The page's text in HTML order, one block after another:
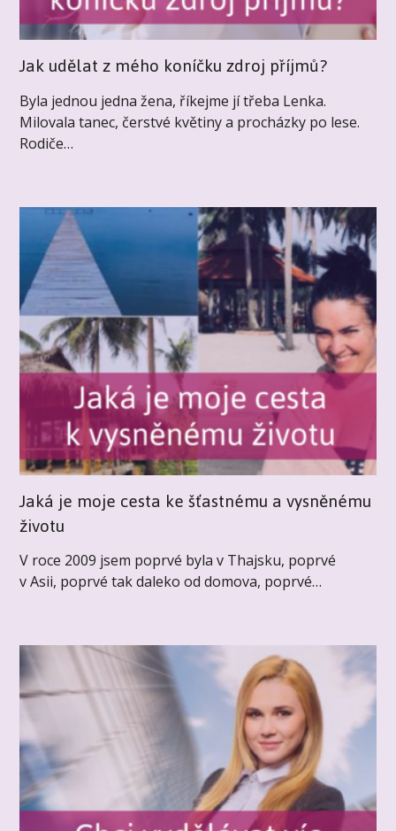
Jak udělat z mého koníčku zdroj příjmů?
Byla jednou jedna žena, říkejme jí třeba Lenka.
Milovala tanec, čerstvé květiny a procházky po lese.
Rodiče…
Jaká je moje cesta ke šťastnému a vysněnému
životu
V roce 2009 jsem poprvé byla v Thajsku, poprvé
v Asii, poprvé tak daleko od domova, poprvé…